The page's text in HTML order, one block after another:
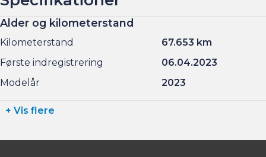
Alder og kilometerstand
Kilometerstand
67.653 km
Første indregistrering
06.04.2023
Modelår
2023
+ Vis flere